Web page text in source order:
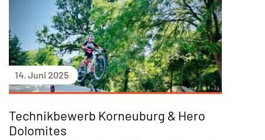
14. Juni 2025
Technikbewerb Korneuburg & Hero
Dolomites